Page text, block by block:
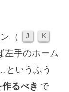
（ J K
左手のホーム
いうふう
るべき で